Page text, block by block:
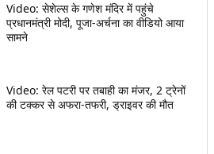
Video: सेशेल्स के गणेश मंदिर में पहुंचे
प्रधानमंत्री मोदी, पूजा-अर्चना का वीडियो आया
सामने
Video: रेल पटरी पर तबाही का मंजर, 2 ट्रेनों
की टक्कर से अफरा-तफरी, ड्राइवर की मौत